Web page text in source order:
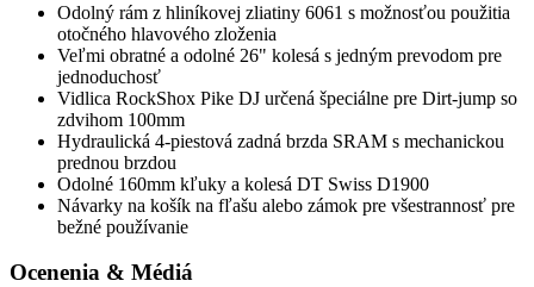
Odolný rám z hliníkovej zliatiny 6061 s možnosťou použitia
otočného hlavového zloženia
Veľmi obratné a odolné 26" kolesá s jedným prevodom pre
jednoduchosť
Vidlica RockShox Pike DJ určená špeciálne pre Dirt-jump so
zdvihom 100mm
Hydraulická 4-piestová zadná brzda SRAM s mechanickou
prednou brzdou
Odolné 160mm kľuky a kolesá DT Swiss D1900
Návarky na košík na fľašu alebo zámok pre všestrannosť pre
bežné používanie
Ocenenia & Médiá